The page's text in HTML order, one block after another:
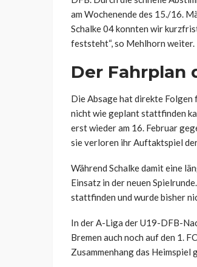
am Wochenende des 15./16.
Schalke 04 konnten wir
feststeht“, so Mehlhorn weiter.
Der Fahrplan
Die Absage hat direkte Folgen
nicht wie geplant stattfinden
erst wieder am 16. Februar
sie verloren ihr Auftaktspiel
Während Schalke damit eine
Einsatz in der neuen
stattfinden und wurde bisher
In der A-Liga der U19-DFB-
Bremen auch noch auf den 1.
Zusammenhang das Heimspiel